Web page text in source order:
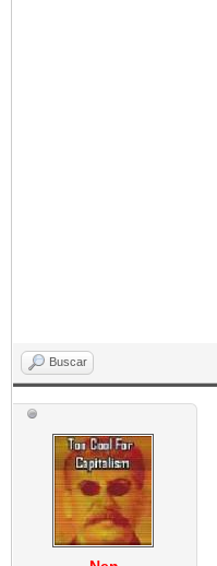
Buscar